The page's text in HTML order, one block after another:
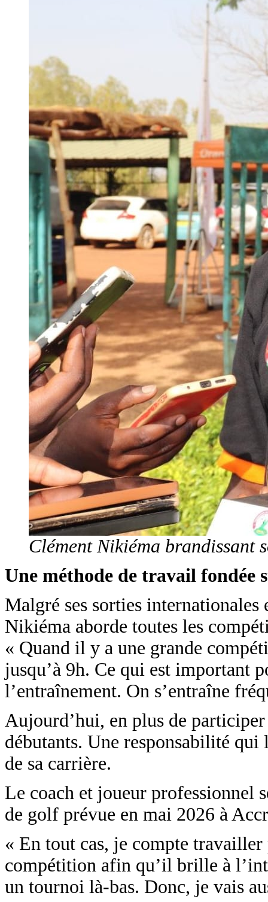
Clément Nikiéma brandissant
Une méthode de travail fondée
Malgré ses sorties
Nikiéma aborde toutes les
« Quand il y a une grande
jusqu’à 9h. Ce qui est important
l’entraînement. On s’entraîne
Aujourd’hui, en plus de
débutants. Une responsabilité qui
de sa carrière.
Le coach et joueur professionnel
de golf prévue en mai 2026 à
« En tout cas, je compte
compétition afin qu’il brille à
un tournoi là-bas. Donc, je vais